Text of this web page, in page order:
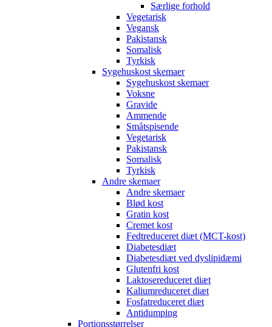
Særlige forhold
Vegetarisk
Vegansk
Pakistansk
Somalisk
Tyrkisk
Sygehuskost skemaer
Sygehuskost skemaer
Voksne
Gravide
Ammende
Småtspisende
Vegetarisk
Pakistansk
Somalisk
Tyrkisk
Andre skemaer
Andre skemaer
Blød kost
Gratin kost
Cremet kost
Fedtreduceret diæt (MCT-kost)
Diabetesdiæt
Diabetesdiæt ved dyslipidæmi
Glutenfri kost
Laktosereduceret diæt
Kaliumreduceret diæt
Fosfatreduceret diæt
Antidumping
Portionsstørrelser